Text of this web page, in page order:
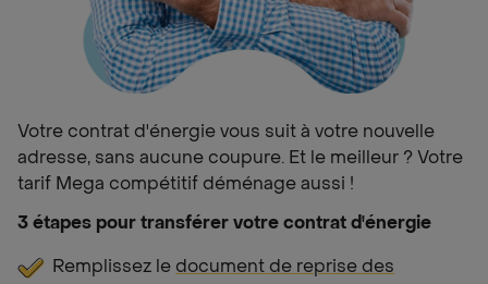
Votre contrat d'énergie vous suit à votre nouvelle
adresse, sans aucune coupure. Et le meilleur ? Votre
tarif Mega compétitif déménage aussi !
3 étapes pour transférer votre contrat d'énergie
Remplissez le document de reprise des